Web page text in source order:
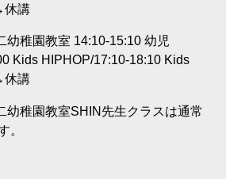
休講
幼稚園教室 14:10-15:10 幼児
Kids HIPHOP/17:10-18:10 Kids
休講
稚園教室SHIN先生クラスは通常
。